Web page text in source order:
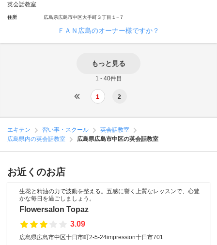
英会話教室
住所 広島県広島市中区大手町３丁目１−７
ＦＡＮ広島のオーナー様ですか？
もっと見る
1 - 40件目
1 2
エキテン 習い事・スクール
英会話教室
広島県内の英会話教室
広島県広島市中区の英会話教室
お近くのお店
生花と精油の力で波動を整える。五感に響く上質なレッスンで、心豊
かな毎日を過ごしましょう。
Flowersalon Topaz
3.09
広島県広島市中区十日市町2-5-24impression十日市701